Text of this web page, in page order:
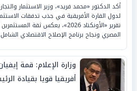
أكد الدكتور «محمد فريد»، وزير الاستثمار
لدول القارة الأفريقية في جذب تدفقات
تقرير «الأونكتاد 2026»، يعكس ثقة
المصري ونجاح برنامج الإصلاح الاقتصادي الشامل.
وزارة الإعلام: قمة
أفريقيا قويا بقيادة